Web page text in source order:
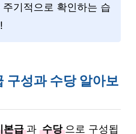
기적으로 확인하는 습
구성과 수당 알아보
본급 과 수당 으로 구성됩